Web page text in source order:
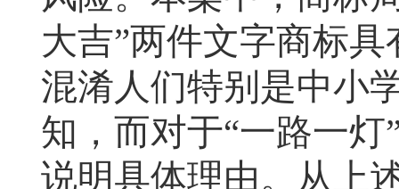
大吉”两件文字商标
混淆人们特别是中小
知，而对于“一路一
说明具体理由。从上